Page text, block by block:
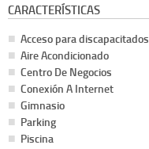
CARACTERÍSTICAS
Acceso para discapacitados
Aire Acondicionado
Centro De Negocios
Conexión A Internet
Gimnasio
Parking
Piscina